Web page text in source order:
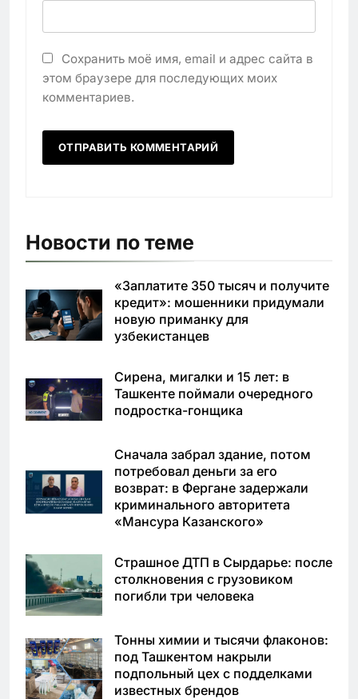
Сохранить моё имя, email и адрес сайта в
этом браузере для последующих моих
комментариев.
Новости по теме
«Заплатите 350 тысяч и получите
кредит»: мошенники придумали
новую приманку для
узбекистанцев
Сирена, мигалки и 15 лет: в
Ташкенте поймали очередного
подростка-гонщика
Сначала забрал здание, потом
потребовал деньги за его
возврат: в Фергане задержали
криминального авторитета
«Мансура Казанского»
Страшное ДТП в Сырдарье: после
столкновения с грузовиком
погибли три человека
Тонны химии и тысячи флаконов:
под Ташкентом накрыли
подпольный цех с подделками
известных брендов